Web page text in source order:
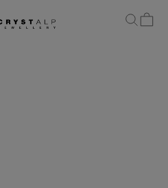
Suchen